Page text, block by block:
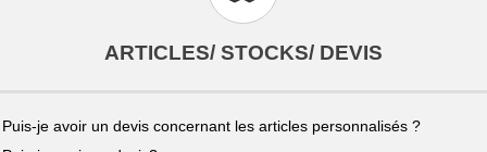
ARTICLES/ STOCKS/ DEVIS
Puis-je avoir un devis concernant les articles personnalisés ?